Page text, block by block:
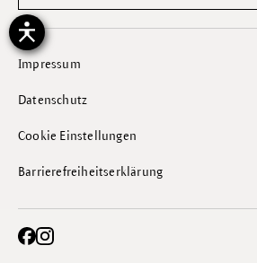
Impressum
Datenschutz
Cookie Einstellungen
Barrierefreiheitserklärung